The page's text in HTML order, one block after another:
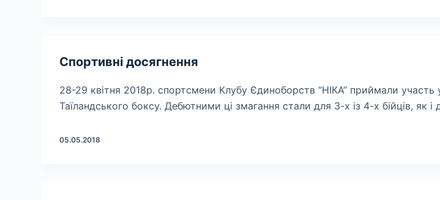
Спортивні досягнення
28-29 квітня 2018р. спортсмени Клубу Єдиноборств “НІКА” приймали участь у
Таїландського боксу. Дебютними ці змагання стали для 3-х із 4-х бійців, як
05.05.2018